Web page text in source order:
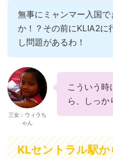
無事にミャンマー入国で
か！？その前にKLIA2に
し問題があるわ！
三女：ウィラち
ゃん
こういう時
ら、しっか
KLセントラル駅